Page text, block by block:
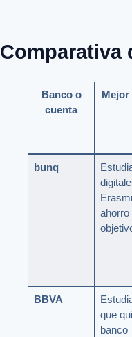
Comparativa
Banco o
cuenta
Mejor
bunq
ahorro
BBVA
que
banco